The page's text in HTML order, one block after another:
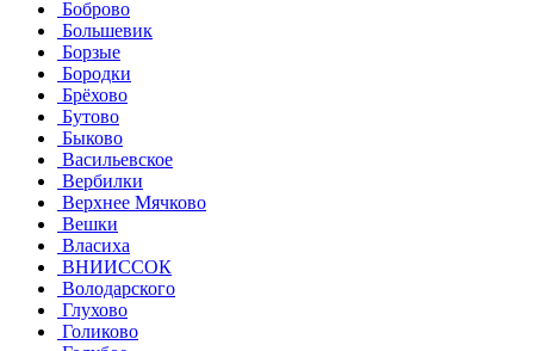
Боброво
Большевик
Борзые
Бородки
Брёхово
Бутово
Быково
Васильевское
Вербилки
Верхнее Мячково
Вешки
Власиха
ВНИИССОК
Володарского
Глухово
Голиково